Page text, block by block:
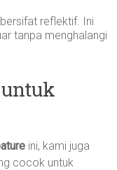
reflektif. Ini
tanpa menghalangi
ini, kami juga
cocok untuk